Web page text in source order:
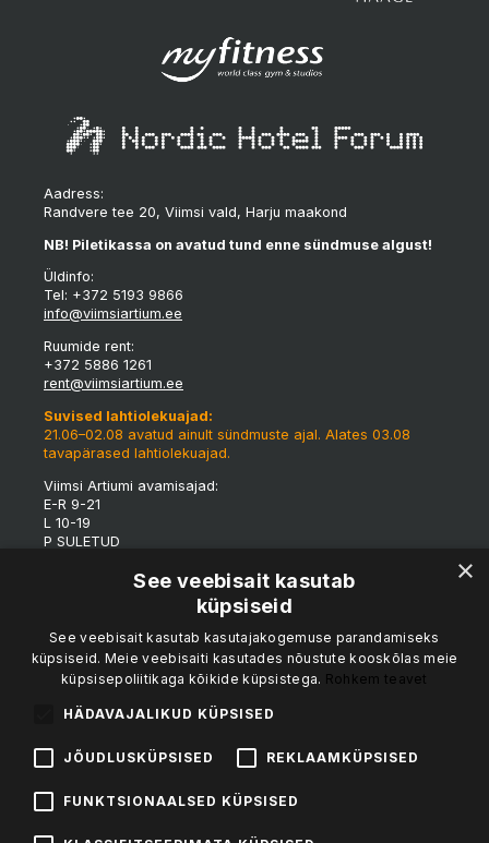
Aadress:
Randvere tee 20, Viimsi vald, Harju maakond
NB! Piletikassa on avatud tund enne sündmuse algust!
Üldinfo:
Tel: +372 5193 9866
info@viimsiartium.ee
Ruumide rent:
+372 5886 1261
rent@viimsiartium.ee
Suvised lahtiolekuajad:
21.06–02.08 avatud ainult sündmuste ajal. Alates 03.08
tavapärased lahtiolekuajad.
Viimsi Artiumi avamisajad:
E-R 9-21
L 10-19
P SULETUD
*Tulenevalt eriüritustest võivad maja lahtioleku ajad
jooksvalt muutuda.
K-R 15-19
L 12-19
P 12-17
Kohvik & catering:
kalvi.sedrik@mail.ee
×
See veebisait kasutab
küpsiseid
See veebisait kasutab kasutajakogemuse parandamiseks
küpsiseid. Meie veebisaiti kasutades nõustute kooskõlas meie
küpsisepoliitikaga kõikide küpsistega. Rohkem teavet
HÄDAVAJALIKUD KÜPSISED
JÕUDLUSKÜPSISED REKLAAMKÜPSISED
FUNKTSIONAALSED KÜPSISED